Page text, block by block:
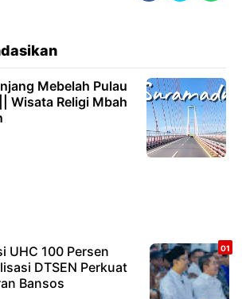
Mebelah Pulau
Wisata Religi Mbah
UHC 100 Persen
DTSEN Perkuat
Bansos